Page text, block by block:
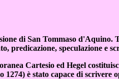
di San Tommaso
predicazione, speculazione e
Cartesio ed Hegel
è stato capace di